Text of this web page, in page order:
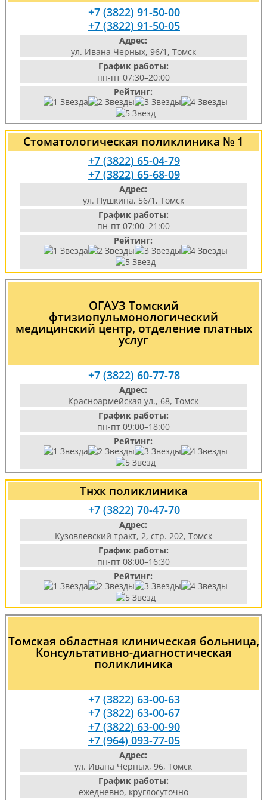
+7 (3822) 91-50-00
+7 (3822) 91-50-05
Адрес:
ул. Ивана Черных, 96/1, Томск
График работы:
пн-пт 07:30–20:00
Рейтинг:
Стоматологическая поликлиника № 1
+7 (3822) 65-04-79
+7 (3822) 65-68-09
Адрес:
ул. Пушкина, 56/1, Томск
График работы:
пн-пт 07:00–21:00
Рейтинг:
ОГАУЗ Томский
фтизиопульмонологический
медицинский центр, отделение платных
услуг
+7 (3822) 60-77-78
Адрес:
Красноармейская ул., 68, Томск
График работы:
пн-пт 09:00–18:00
Рейтинг:
Тнхк поликлиника
+7 (3822) 70-47-70
Адрес:
Кузовлевский тракт, 2, стр. 202, Томск
График работы:
пн-пт 08:00–16:30
Рейтинг:
Томская областная клиническая больница,
Консультативно-диагностическая
поликлиника
+7 (3822) 63-00-63
+7 (3822) 63-00-67
+7 (3822) 63-00-90
+7 (964) 093-77-05
Адрес:
ул. Ивана Черных, 96, Томск
График работы:
ежедневно, круглосуточно